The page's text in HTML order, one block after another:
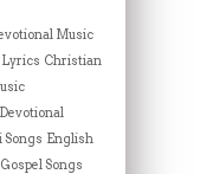
Music
Lyrics Christian
Devotional
Songs English
Gospel Songs